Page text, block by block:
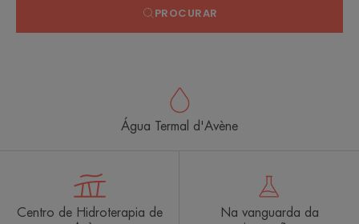
PROCURAR
Água Termal d'Avène
Centro de Hidroterapia de
Na vanguarda da